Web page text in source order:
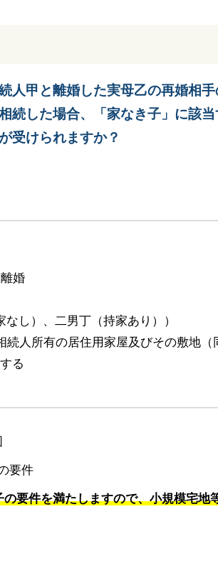
人甲と離婚した実母乙の再婚相手
続した場合、「家なき子」に該
受けられますか？
婚
し）、二男丁（持家あり））
人所有の居住用家屋及びその敷地（
る
要件を満たしますので、小規模宅地